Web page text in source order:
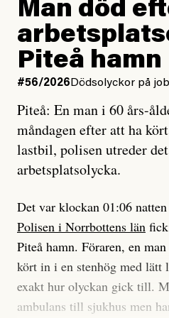
Vad betyder det att vara en
tidning?
Vad är bra journalistik?
Ett försök till korta svar som
för Kuhn och Sassarinis-
som chefredaktör ser på
roll.
Vi skriver för våra läsare
överraskade, bekräftade,
att vi granskar allt och alla.
Vi är som sagt en röd, grön
Det betyder en annan
Jag lärde mig renovera
enligt uråldrig metod
och lade min sista ungdom
på att laga en gammal bod.
Jag sökte ljuset och
efter det som var rent, rätt
och aldrig såg jag det
när jag ombord på bussen
#23/2026
Jesper
är
Man död
Piteå hamn
#56/2026 Dödsolyckor på
Piteå: En man i 60 års-
måndagen efter att ha
lastbil, polisen utreder
arbetsplatsolycka.
Det var klockan 01:06
Polisen i Norrbottens län
Piteå hamn. Föraren, en
kört in i en stenhög med lätt
exakt hur olyckan gick till.
ambulans till sjukhus men